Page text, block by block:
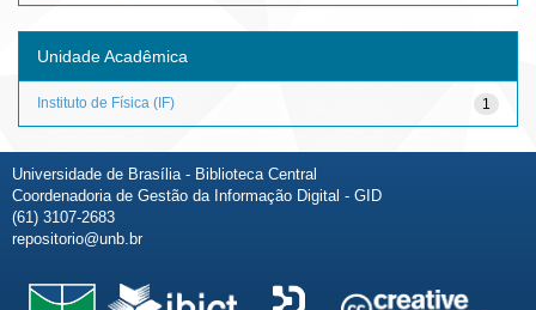
Unidade Acadêmica
1
Instituto de Física (IF)
Universidade de Brasília - Biblioteca Central
Coordenadoria de Gestão da Informação Digital - GID
(61) 3107-2683
repositorio@unb.br